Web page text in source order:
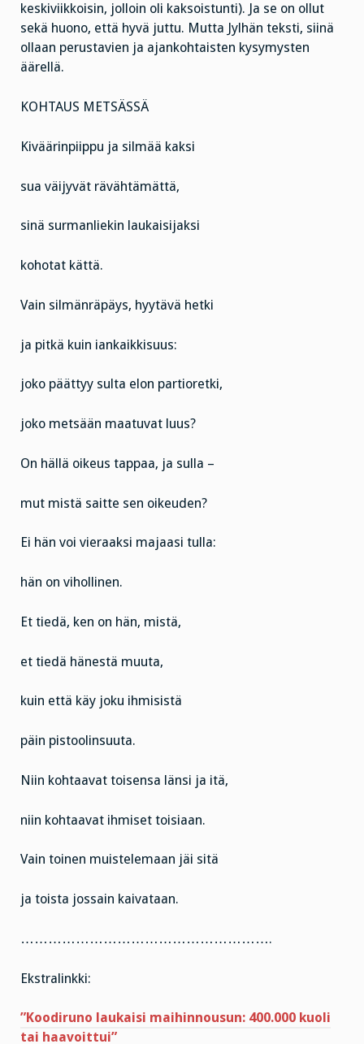
keskiviikkoisin, jolloin oli kaksoistunti). Ja se on ollut
sekä huono, että hyvä juttu. Mutta Jylhän teksti, siinä
ollaan perustavien ja ajankohtaisten kysymysten
äärellä.
KOHTAUS METSÄSSÄ
Kiväärinpiippu ja silmää kaksi
sua väijyvät rävähtämättä,
sinä surmanliekin laukaisijaksi
kohotat kättä.
Vain silmänräpäys, hyytävä hetki
ja pitkä kuin iankaikkisuus:
joko päättyy sulta elon partioretki,
joko metsään maatuvat luus?
On hällä oikeus tappaa, ja sulla –
mut mistä saitte sen oikeuden?
Ei hän voi vieraaksi majaasi tulla:
hän on vihollinen.
Et tiedä, ken on hän, mistä,
et tiedä hänestä muuta,
kuin että käy joku ihmisistä
päin pistoolinsuuta.
Niin kohtaavat toisensa länsi ja itä,
niin kohtaavat ihmiset toisiaan.
Vain toinen muistelemaan jäi sitä
ja toista jossain kaivataan.
……………………………………………….
Ekstralinkki:
”Koodiruno laukaisi maihinnousun: 400.000 kuoli
tai haavoittui”